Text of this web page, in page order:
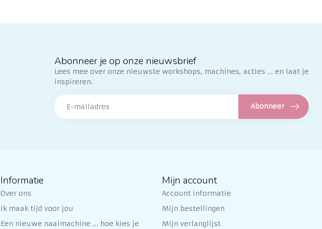
Abonneer je op onze nieuwsbrief
Lees mee over onze nieuwste workshops, machines, acties ... en laat je
inspireren.
Abonneer
Informatie
Over ons
Ik maak tijd voor jou
Een nieuwe naaimachine ... hoe kies je
Mijn account
Account informatie
Mijn bestellingen
Mijn verlanglijst